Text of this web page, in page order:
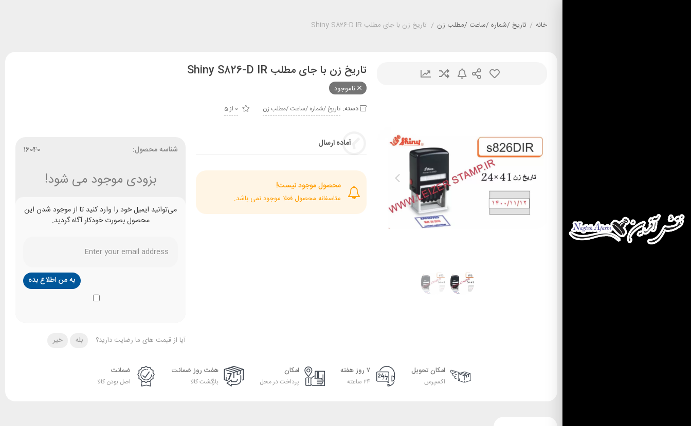
خانه / تاريخ /شماره /ساعت /مطلب زن / تاریخ زن با جای مطلب Shiny S826-D IR
تاریخ زن با جای مطلب Shiny S826-D IR
ناموجود
دسته: تاريخ /شماره /ساعت /مطلب زن 0 از 5
آماده ارسال
محصول موجود نیست!
متاسفانه محصول فعلا موجود نمی باشد.
شناسه محصول: 16040
بزودی موجود می شود!
می‌توانید ایمیل خود را وارد کنید تا از موجود شدن این
محصول بصورت خودکار آگاه گردید.
آیا از قیمت های ما رضایت دارید؟ بله خیر
امکان تحویل
اکسپرس
۷ روز هفته
۲۴ ساعته
امکان
پرداخت در محل
هفت روز ضمانت
بازگشت کالا
ضمانت
اصل بودن کالا